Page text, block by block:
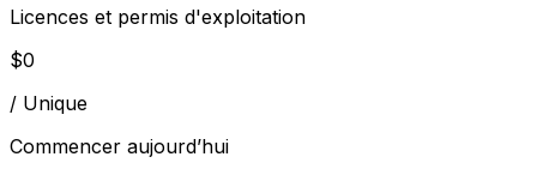
Licences et permis d'exploitation
$0
/ Unique
Commencer aujourd’hui